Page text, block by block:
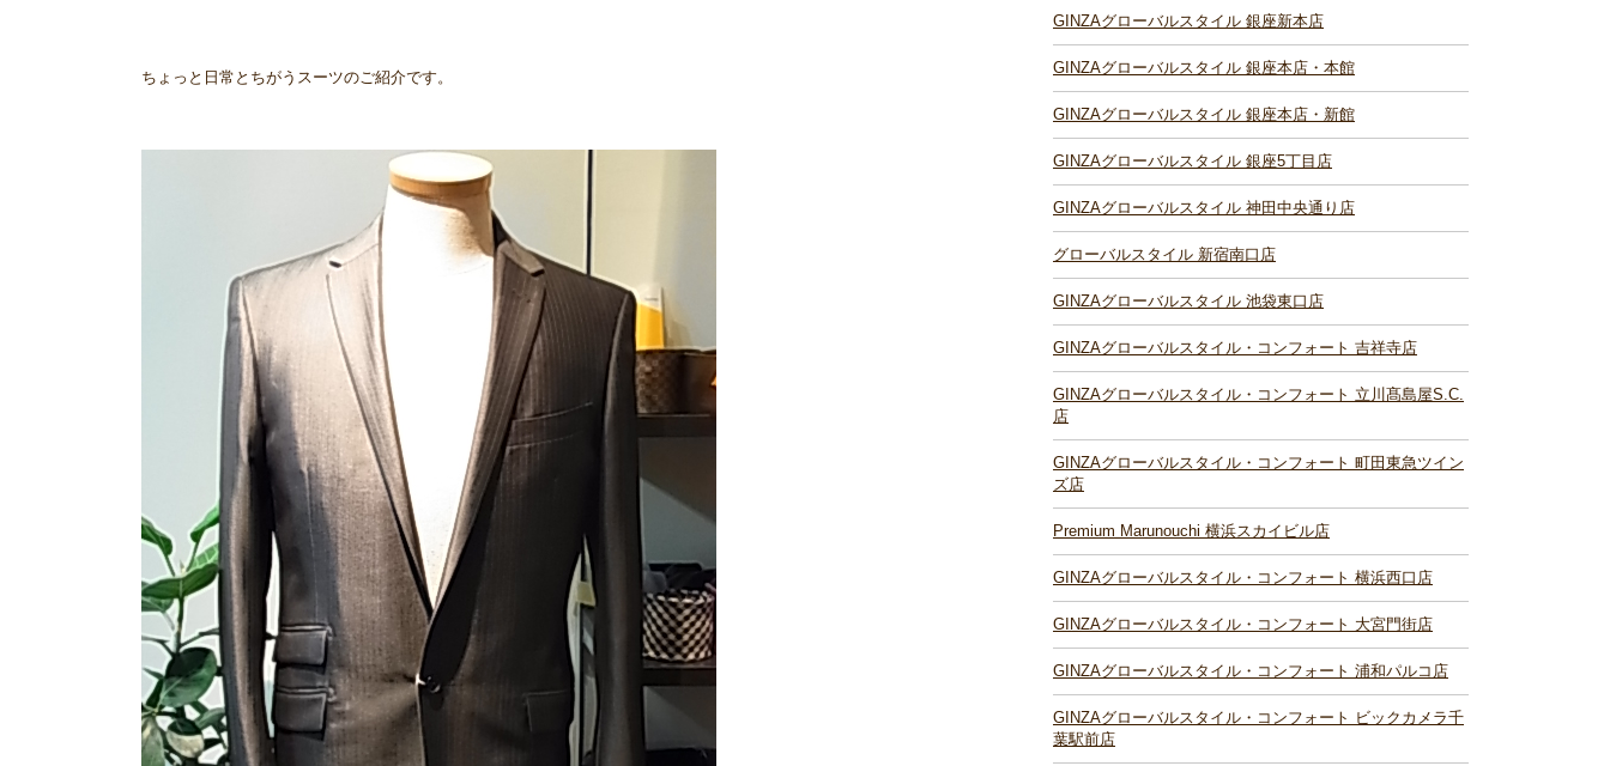
ちょっと日常とちがうスーツのご紹介です。
GINZAグローバルスタイル 銀座新本店
GINZAグローバルスタイル 銀座本店・本館
GINZAグローバルスタイル 銀座本店・新館
GINZAグローバルスタイル 銀座5丁目店
GINZAグローバルスタイル 神田中央通り店
グローバルスタイル 新宿南口店
GINZAグローバルスタイル 池袋東口店
GINZAグローバルスタイル・コンフォート 吉祥寺店
GINZAグローバルスタイル・コンフォート 立川髙島屋S.C.
店
GINZAグローバルスタイル・コンフォート 町田東急ツイン
ズ店
Premium Marunouchi 横浜スカイビル店
GINZAグローバルスタイル・コンフォート 横浜西口店
GINZAグローバルスタイル・コンフォート 大宮門街店
GINZAグローバルスタイル・コンフォート 浦和パルコ店
GINZAグローバルスタイル・コンフォート ビックカメラ千
葉駅前店